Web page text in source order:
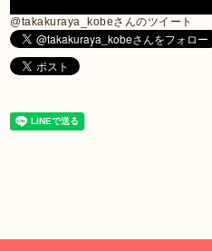
@takakuraya_kobeさんのツイート